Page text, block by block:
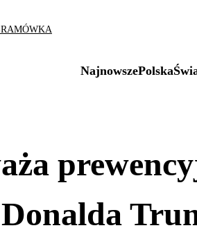
RAMÓWKA
NajnowszePolska